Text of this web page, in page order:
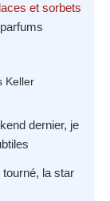
et sorbets
dernier, je
la star